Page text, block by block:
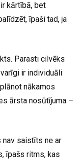
kārtībā, bet
īpaši tad, ja
Parasti cilvēks
ir individuāli
nākamos
ārsta nosūtījuma –
nav saistīts ne ar
īpašs ritms, kas